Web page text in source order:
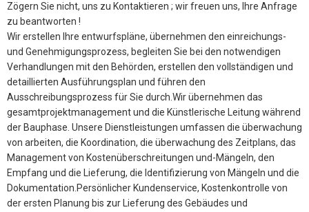
Zögern Sie nicht, uns zu Kontaktieren ; wir freuen uns, Ihre Anfrage
zu beantworten !
Wir erstellen Ihre entwurfspläne, übernehmen den einreichungs-
und Genehmigungsprozess, begleiten Sie bei den notwendigen
Verhandlungen mit den Behörden, erstellen den vollständigen und
detaillierten Ausführungsplan und führen den
Ausschreibungsprozess für Sie durch.Wir übernehmen das
gesamtprojektmanagement und die Künstlerische Leitung während
der Bauphase. Unsere Dienstleistungen umfassen die überwachung
von arbeiten, die Koordination, die überwachung des Zeitplans, das
Management von Kostenüberschreitungen und-Mängeln, den
Empfang und die Lieferung, die Identifizierung von Mängeln und die
Dokumentation.Persönlicher Kundenservice, Kostenkontrolle von
der ersten Planung bis zur Lieferung des Gebäudes und